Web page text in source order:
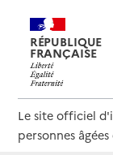
RÉPUBLIQUE
FRANÇAISE
Le site officiel
personnes